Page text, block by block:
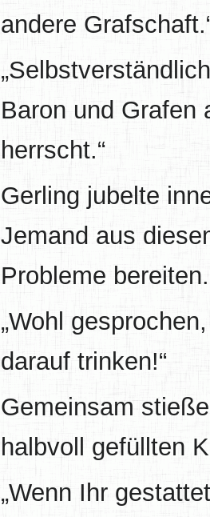
andere
Baron und Grafen
herrscht.“
Gerling jubelte
Jemand aus
Probleme bereiten.
„Wohl
darauf trinken!“
Gemeinsam
halbvoll gefüllten
„Wenn Ihr